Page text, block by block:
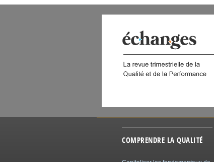
COMPRENDRE LA QUALITÉ